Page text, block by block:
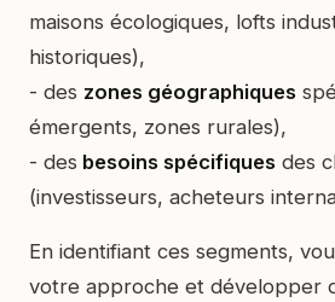
maisons écologiques, lofts
historiques),
- des zones géographiques
émergents, zones rurales),
- des besoins spécifiques des
(investisseurs, acheteurs
En identifiant ces segments,
votre approche et développer